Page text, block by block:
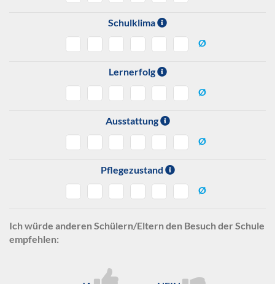
Schulklima
Ø
Lernerfolg
Ø
Ausstattung
Ø
Pflegezustand
Ø
Ich würde anderen Schülern/Eltern den Besuch der Schule
empfehlen: